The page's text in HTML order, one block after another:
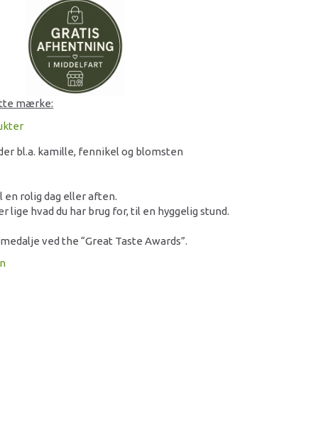
mærke:
bl.a. kamille, fennikel og blomsten
en rolig dag eller aften.
lige hvad du har brug for, til en hyggelig stund.
ved the “Great Taste Awards”.